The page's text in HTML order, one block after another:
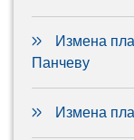
Измена
Панчеву
Измена